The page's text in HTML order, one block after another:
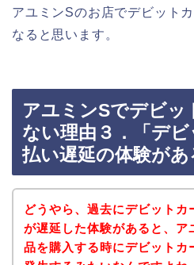
アユミンSのお店でデビット
なると思います。
アユミンSでデビッ
ない理由３．「デ
払い遅延の体験があ
どうやら、過去にデビットカ
が遅延した体験があると、ア
品を購入する時にデビットカ